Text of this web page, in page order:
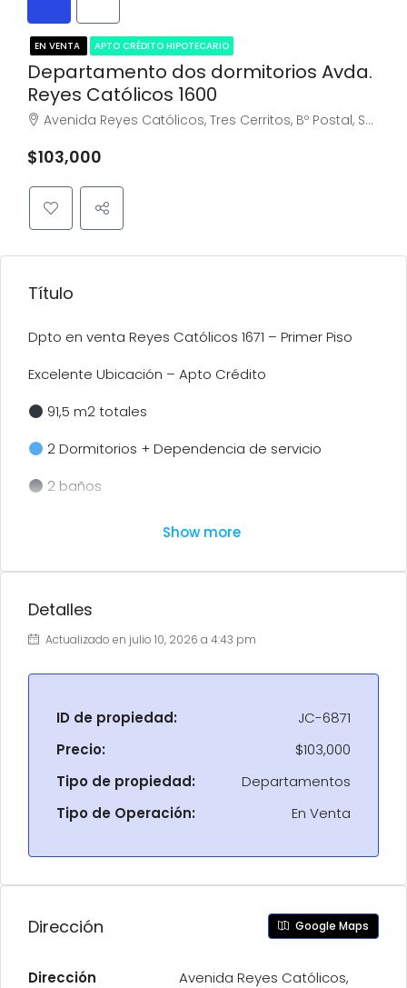
EN VENTA APTO CRÉDITO HIPOTECARIO
Departamento dos dormitorios Avda.
Reyes Católicos 1600
Avenida Reyes Católicos, Tres Cerritos, Bº Postal, Salta, Capital, Salta, A4400ABL, Argentina
$103,000
Título
Dpto en venta Reyes Católicos 1671 – Primer Piso
Excelente Ubicación – Apto Crédito
91,5 m2 totales
2 Dormitorios + Dependencia de servicio
2 baños
Escriturado
precio: usd 103.000 (escucha ofertas)
Show more
Detalles
Actualizado en julio 10, 2026 a 4:43 pm
ID de propiedad:
JC-6871
Precio:
$103,000
Tipo de propiedad:
Departamentos
Tipo de Operación:
En Venta
Dirección Google Maps
Dirección
Avenida Reyes Católicos,